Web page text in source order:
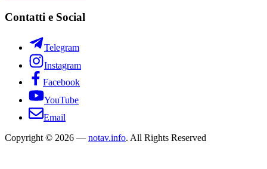
Contatti e Social
Telegram
Instagram
Facebook
YouTube
Email
Copyright © 2026 — notav.info. All Rights Reserved